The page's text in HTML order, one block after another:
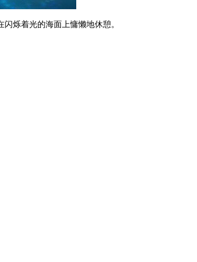
烁着光的海面上慵懒地休憩。